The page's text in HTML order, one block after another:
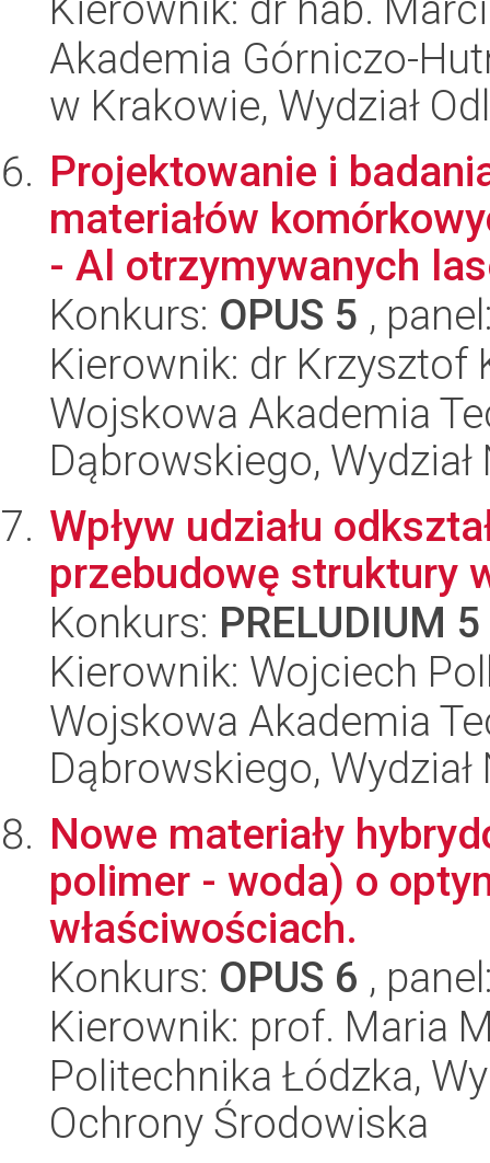
Akademia Górniczo-
w Krakowie, Wydział
Projektowanie i
materiałów
- Al otrzymywanych
Konkurs: OPUS 5 ,
Kierownik: dr Krzysztof
Wojskowa Akademia
Dąbrowskiego,
Wpływ udziału
przebudowę struktury
Konkurs: PRELUDIUM 5
Kierownik: Wojciech
Wojskowa Akademia
Dąbrowskiego,
Nowe materiały
polimer - woda) o
właściwościach.
Konkurs: OPUS 6 ,
Kierownik: prof. Maria
Politechnika Łódzka,
Ochrony Środowiska